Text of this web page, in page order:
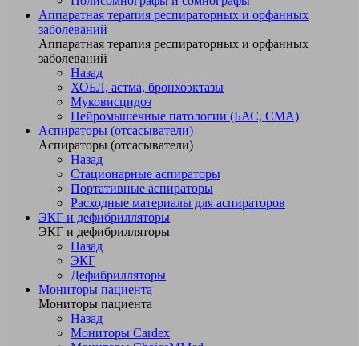
Аппаратная терапия респираторных и орфанных
заболеваний
Аппаратная терапия респираторных и орфанных
заболеваний
Назад
ХОБЛ, астма, бронхоэктазы
Муковисцидоз
Нейромышечные патологии (БАС, СМА)
Аспираторы (отсасыватели)
Аспираторы (отсасыватели)
Назад
Стационарные аспираторы
Портативные аспираторы
Расходные материалы для аспираторов
ЭКГ и дефибрилляторы
ЭКГ и дефибрилляторы
Назад
ЭКГ
Дефибрилляторы
Мониторы пациента
Мониторы пациента
Назад
Мониторы Cardex